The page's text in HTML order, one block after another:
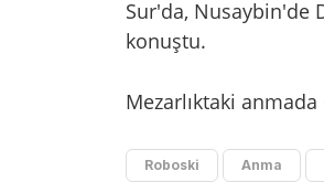
Sur'da, Nusaybin'de
konuştu.
Mezarlıktaki
Roboski Anma